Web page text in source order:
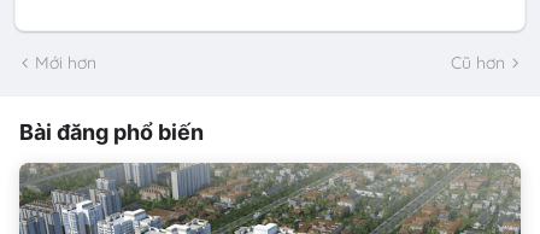
Mới hơn Cũ hơn
Bài đăng phổ biến